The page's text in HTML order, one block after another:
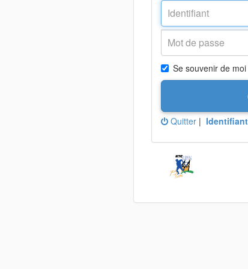
Se souvenir de moi
Quitter |